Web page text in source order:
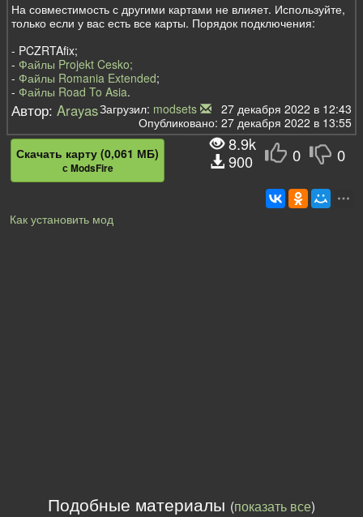
На совместимость с другими картами не влияет. Используйте,
только если у вас есть все карты. Порядок подключения:
- PCZRTAfix;
- Файлы Projekt Cesko;
- Файлы Romania Extended;
- Файлы Road To Asia.
Автор:ArayasЗагрузил: modsets
27 декабря 2022 в 12:43
Опубликовано: 27 декабря 2022 в 13:55
0 0
Скачать карту (0,061 МБ)
с ModsFire
8.9k
900
Как установить мод
Подобные материалы (показать все)